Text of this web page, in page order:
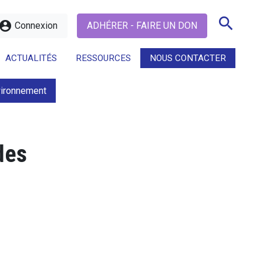
account_circle Connexion ADHÉRER - FAIRE UN DON search
ACTUALITÉS RESSOURCES NOUS CONTACTER